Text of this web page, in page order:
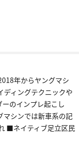
年からヤングマシ
ディングテクニックや
のインプレ起こし
マシンでは新車系の記
■ネイティブ足立区民